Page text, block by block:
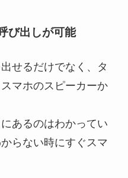
び出しが可能
せるだけでなく、タ
マホのスピーカーか
あるのはわかってい
らない時にすぐスマ